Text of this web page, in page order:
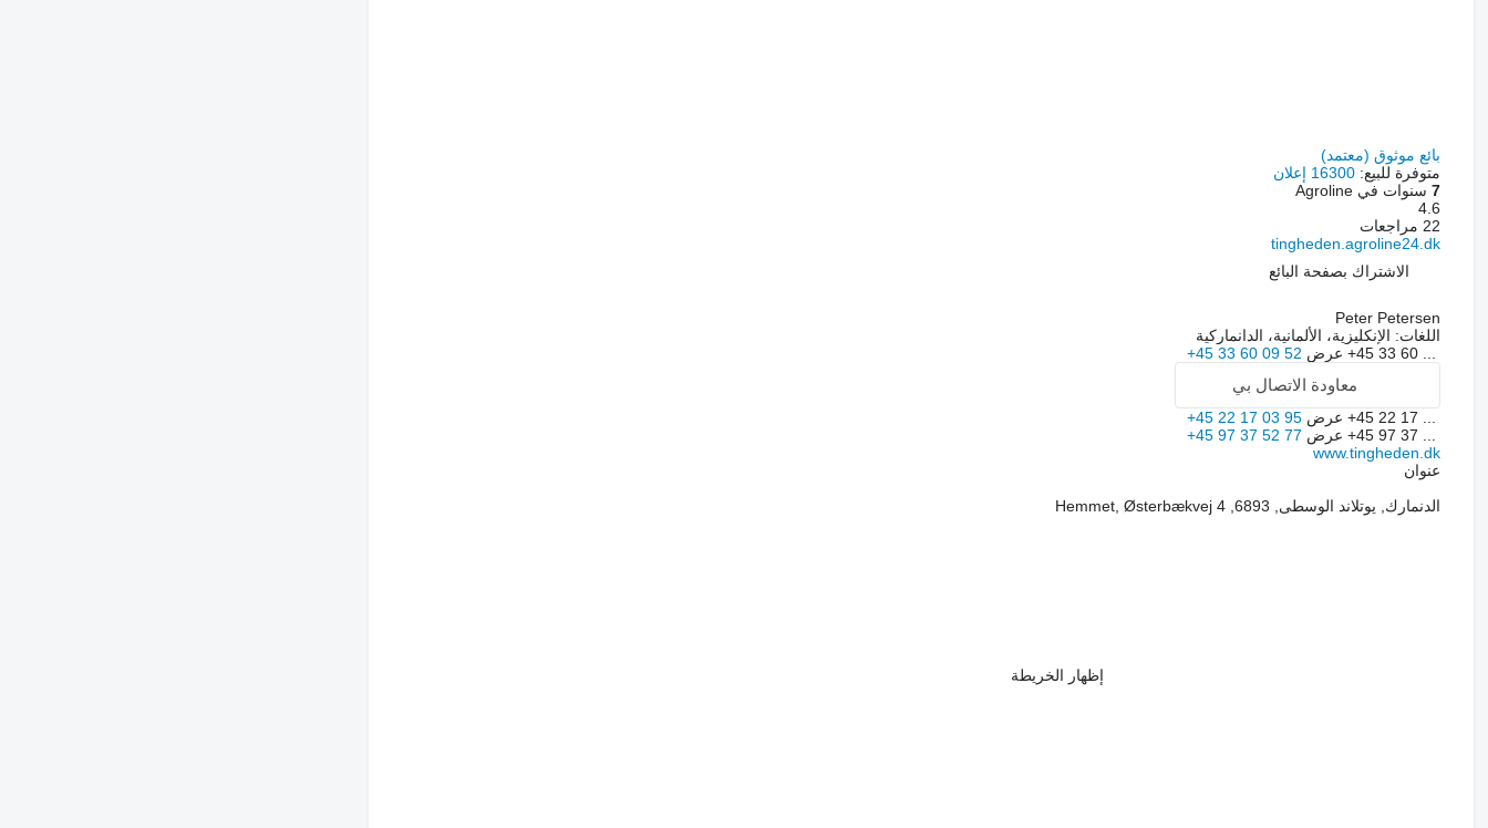
بائع موثوق (معتمد)
متوفرة للبيع: 16300 إعلان
7سنوات في Agroline
4.6
22 مراجعات
tingheden.agroline24.dk
الاشتراك بصفحة البائع
Peter Petersen
اللغات: الإنكليزية، الألمانية، الدانماركية
+45 33 60 ... عرض +45 33 60 09 52
معاودة الاتصال بي
+45 22 17 ... عرض +45 22 17 03 95
+45 97 37 ... عرض +45 97 37 52 77
www.tingheden.dk
عنوان
الدنمارك, يوتلاند الوسطى, 6893, Hemmet, Østerbækvej 4
إظهار الخريطة